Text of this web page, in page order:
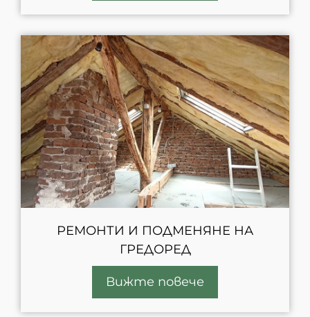
РЕМОНТИ И ПОДМЕНЯНЕ НА
ГРЕДОРЕД
Вижте повече